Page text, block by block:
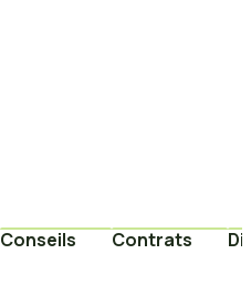
Conseils Contrats